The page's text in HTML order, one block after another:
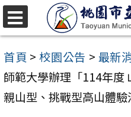
跳
至
主
要
內
首頁 > 校園公告 > 最新
師範大學辦理「114年度
親山型、挑戰型高山體驗
選
單